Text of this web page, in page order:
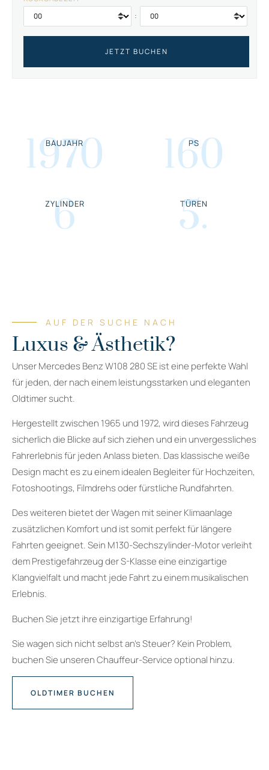
:
1970
BAUJAHR 160
PS
6
ZYLINDER 5.
TÜREN
AUF DER SUCHE NACH
Luxus & Ästhetik?
Unser Mercedes Benz W108 280 SE ist eine perfekte Wahl
für jeden, der nach einem leistungsstarken und eleganten
Oldtimer sucht.
Hergestellt zwischen 1965 und 1972, wird dieses Fahrzeug
sicherlich die Blicke auf sich ziehen und ein unvergessliches
Fahrerlebnis für jeden Anlass bieten. Das klassische weiße
Design macht es zu einem idealen Begleiter für Hochzeiten,
Fotoshootings, Filmdrehs oder fürstliche Rundfahrten.
Des weiteren bietet der Wagen mit seiner Klimaanlage
zusätzlichen Komfort und ist somit perfekt für längere
Fahrten geeignet. Sein M130-Sechszylinder-Motor verleiht
dem Prestigefahrzeug der S-Klasse eine einzigartige
Klangvielfalt und macht jede Fahrt zu einem musikalischen
Erlebnis.
Buchen Sie jetzt ihre einzigartige Erfahrung!
Sie wagen sich nicht selbst an’s Steuer? Kein Problem,
buchen Sie unseren Chauffeur-Service optional hinzu.
OLDTIMER BUCHEN